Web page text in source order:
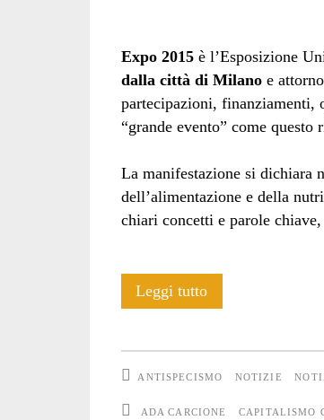
Expo 2015è l’Esposizione
dalla città di Milanoe
partecipazioni, finanziamenti,
“grande evento” come
La manifestazione si dichiara
dell’alimentazione e della
chiari concetti e parole
Leggi tuttoIl
ANTISPECISMO NOTIZIE
ADA CARCIONE CAPITALISMO